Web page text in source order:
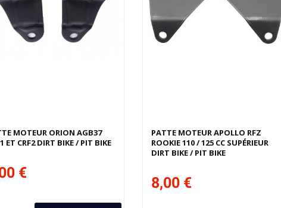
MOTEUR ORION AGB37
ET CRF2 DIRT BIKE / PIT BIKE
€
PATTE MOTEUR APOLLO RFZ
ROOKIE 110 / 125 CC SUPÉRIEUR
DIRT BIKE / PIT BIKE
8,00 €